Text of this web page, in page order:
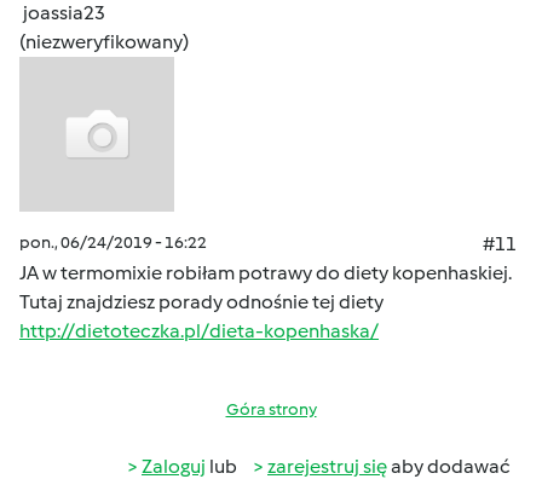
joassia23
(niezweryfikowany)
pon., 06/24/2019 - 16:22
#11
JA w termomixie robiłam potrawy do diety kopenhaskiej.
Tutaj znajdziesz porady odnośnie tej diety
http://dietoteczka.pl/dieta-kopenhaska/
Góra strony
Zaloguj lub zarejestruj sięaby dodawać